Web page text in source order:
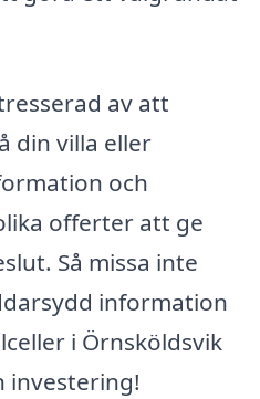
av att
din villa eller
och
offerter att ge
Så missa inte
information
i Örnsköldsvik
investering!